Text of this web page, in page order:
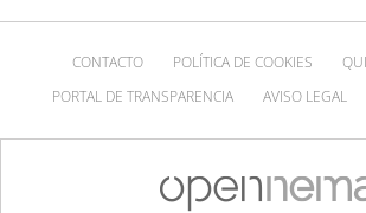
CONTACTO POLÍTICA DE COOKIES
PORTAL DE TRANSPARENCIA
AVISO LEGAL